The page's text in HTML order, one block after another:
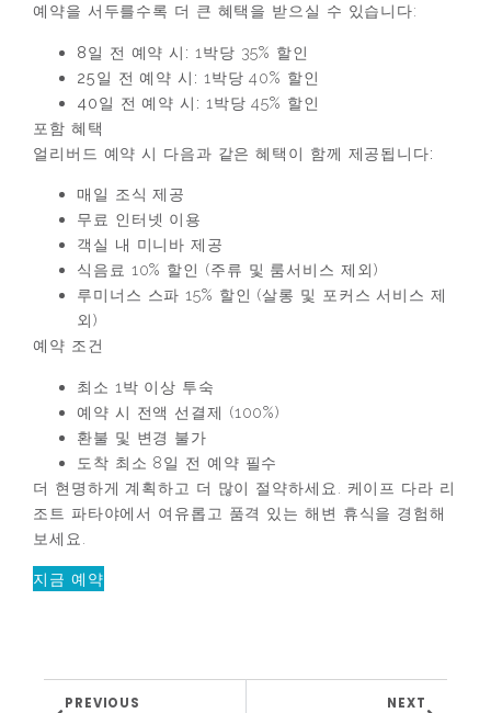
예약을 서두를수록 더 큰 혜택을 받으실 수 있습니다:
8일 전 예약 시: 1박당 35% 할인
25일 전 예약 시: 1박당 40% 할인
40일 전 예약 시: 1박당 45% 할인
포함 혜택
얼리버드 예약 시 다음과 같은 혜택이 함께 제공됩니다:
매일 조식 제공
무료 인터넷 이용
객실 내 미니바 제공
식음료 10% 할인 (주류 및 룸서비스 제외)
루미너스 스파 15% 할인 (살롱 및 포커스 서비스 제
외)
예약 조건
최소 1박 이상 투숙
예약 시 전액 선결제 (100%)
환불 및 변경 불가
도착 최소 8일 전 예약 필수
더 현명하게 계획하고 더 많이 절약하세요. 케이프 다라 리
조트 파타야에서 여유롭고 품격 있는 해변 휴식을 경험해
보세요.
지금 예약
PREVIOUS NEXT